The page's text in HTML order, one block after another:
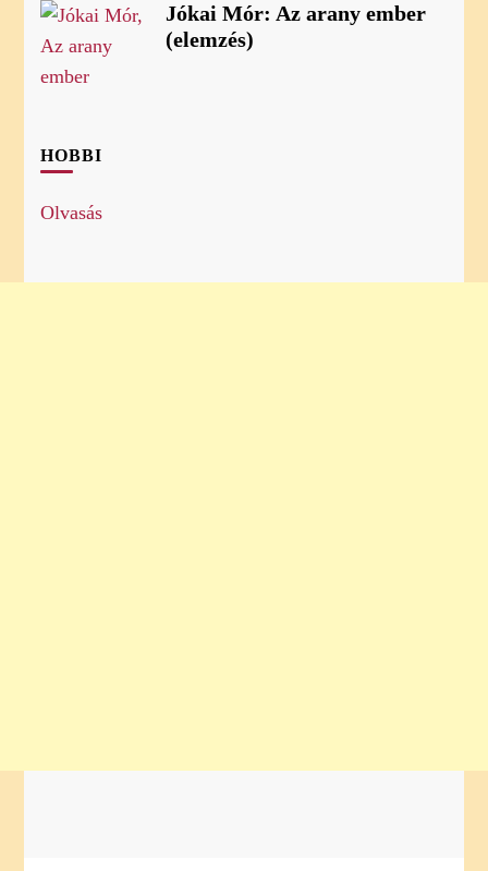
Jókai Mór: Az arany ember
(elemzés)
HOBBI
Olvasás